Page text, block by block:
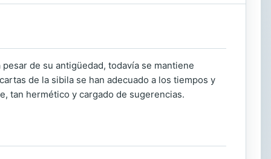
de su antigüedad, todavía se mantiene
de la sibila se han adecuado a los tiempos y
tan hermético y cargado de sugerencias.